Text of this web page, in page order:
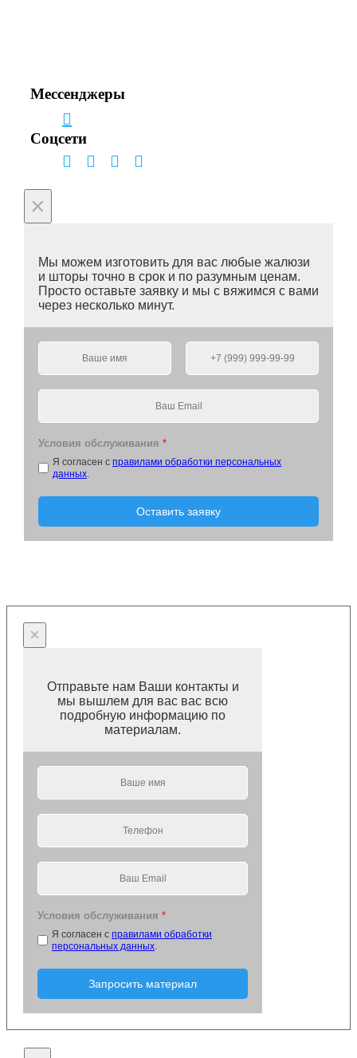
Мессенджеры
Соцсети
×
Мы можем изготовить для вас любые жалюзи
и шторы точно в срок и по разумным ценам.
Просто оставьте заявку и мы с вяжимся с вами
через несколько минут.
Условия обслуживания *
Я согласен с правилами обработки персональных
данных.
Оставить заявку
×
Отправьте нам Ваши контакты и
мы вышлем для вас вас всю
подробную информацию по
материалам.
Условия обслуживания *
Я согласен с правилами обработки
персональных данных.
Запросить материал